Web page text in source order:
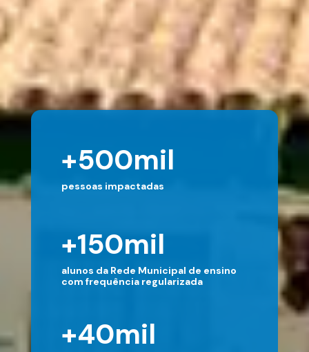
pessoas impactadas
+500mil
alunos da Rede Municipal de ensino
com frequência regularizada
+150mil
+40mil